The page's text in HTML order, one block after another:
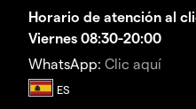
Horario de atención al
Viernes 08:30-20:00
WhatsApp: Clic aquí